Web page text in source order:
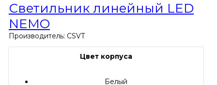
Светильник линейный LED
NEMO
Производитель: CSVT
Цвет корпуса
Белый